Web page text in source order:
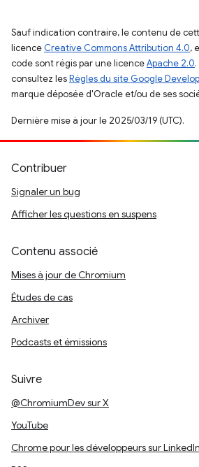
Sauf indication contraire, le contenu de
licence Creative Commons Attribution 4.0,
code sont régis par une licenceApache 2.0
consultez lesRègles du site Google
marque déposée d'Oracle et/ou de ses
Dernière mise à jour le 2025/03/19 (UTC).
Contribuer
Signaler un bug
Afficher les questions en suspens
Contenu associé
Mises à jour de Chromium
Études de cas
Archiver
Podcasts et émissions
Suivre
@ChromiumDev sur X
YouTube
Chrome pour les développeurs sur LinkedIn